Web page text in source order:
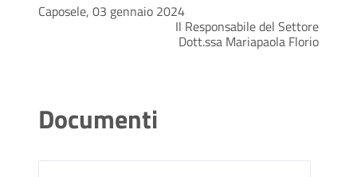
Caposele, 03 gennaio 2024
Il Responsabile del Settore
Dott.ssa Mariapaola Florio
Documenti